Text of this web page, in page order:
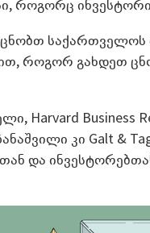
როგორც
საქართველოს
როგორ გახდეთ
Harvard Business
კი Galt &
და